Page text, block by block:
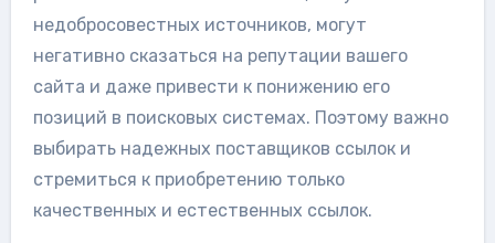
недобросовестных источников, могут
негативно сказаться на репутации вашего
сайта и даже привести к понижению его
позиций в поисковых системах. Поэтому важно
выбирать надежных поставщиков ссылок и
стремиться к приобретению только
качественных и естественных ссылок.